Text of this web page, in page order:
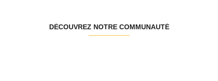
DÉCOUVREZ NOTRE COMMUNAUTÉ